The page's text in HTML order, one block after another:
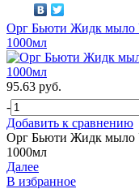
Орг Бьюти Жидк мыло
1000мл
95.63 руб.
-
Добавить к сравнению
Орг Бьюти Жидк мыло
1000мл
Далее
В избранное